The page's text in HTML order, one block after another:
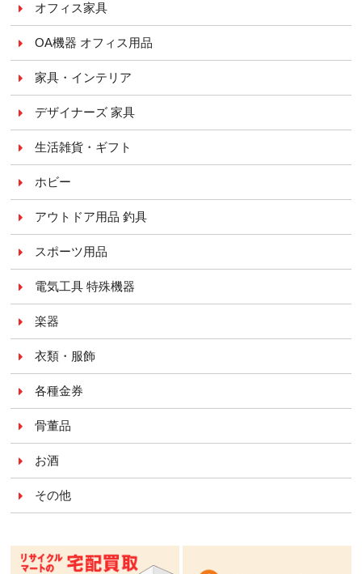
オフィス家具
OA機器 オフィス用品
家具・インテリア
デザイナーズ 家具
生活雑貨・ギフト
ホビー
アウトドア用品 釣具
スポーツ用品
電気工具 特殊機器
楽器
衣類・服飾
各種金券
骨董品
お酒
その他